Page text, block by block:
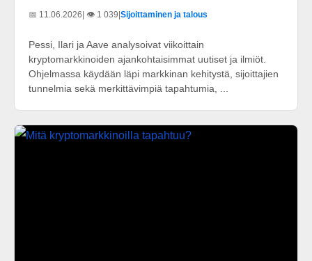
📅 11.06.2026| 👁️ 1 039|Sijoittaminen ja talous
Pessi, Ilari ja Aave analysoivat viikoittain
kryptomarkkinoiden ajankohtaisimmat uutiset ja ilmiöt.
Ohjelmassa käydään läpi markkinan kehitystä, sijoittajien
tunnelmia sekä merkittävimpiä tapahtumia, ...